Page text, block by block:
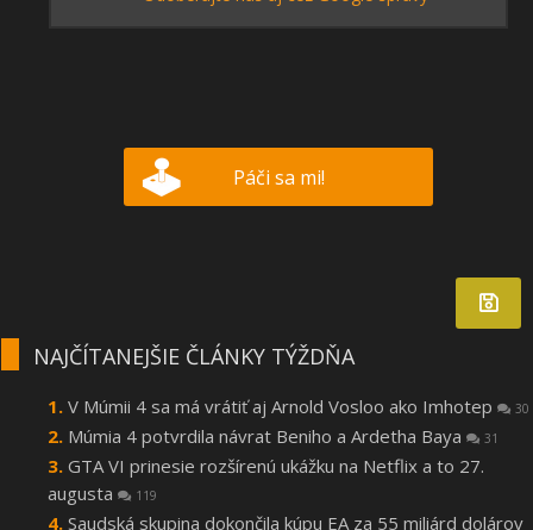
Páči sa mi!
NAJČÍTANEJŠIE ČLÁNKY TÝŽDŇA
V Múmii 4 sa má vrátiť aj Arnold Vosloo ako Imhotep 30
Múmia 4 potvrdila návrat Beniho a Ardetha Baya 31
GTA VI prinesie rozšírenú ukážku na Netflix a to 27.
augusta
119
Saudská skupina dokončila kúpu EA za 55 miliárd dolárov